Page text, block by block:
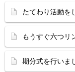
たてわり活動を
もうすぐ六つリ
期分式を行いま